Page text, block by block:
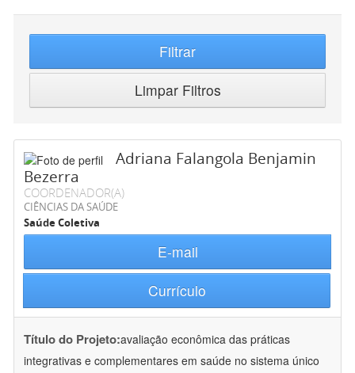
Filtrar
Limpar Filtros
Adriana Falangola Benjamin
Bezerra
COORDENADOR(A)
CIÊNCIAS DA SAÚDE
Saúde Coletiva
E-mail
Currículo
Título do Projeto:avaliação econômica das práticas
integrativas e complementares em saúde no sistema único